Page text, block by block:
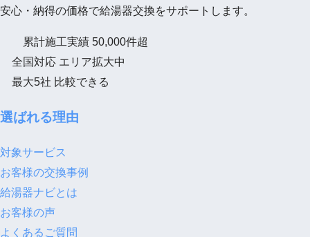
安心・納得の価格で給湯器交換をサポートします。
累計施工実績 50,000件超
全国対応 エリア拡大中
最大5社 比較できる
選ばれる理由
対象サービス
お客様の交換事例
給湯器ナビとは
お客様の声
よくあるご質問